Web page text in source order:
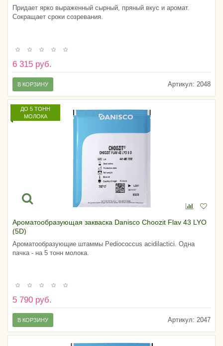
Придает ярко выраженный сырный, пряный вкус и аромат.
Сокращает сроки созревания.
6 315 руб.
Артикул: 2048
В КОРЗИНУ
ДО 5 ТОНН
МОЛОКА
Ароматообразующая закваска Danisсo Choozit Flav 43 LYO
(5D)
Ароматообразующие штаммы Pediococcus acidilactici. Одна
пачка - на 5 тонн молока.
5 790 руб.
Артикул: 2047
В КОРЗИНУ